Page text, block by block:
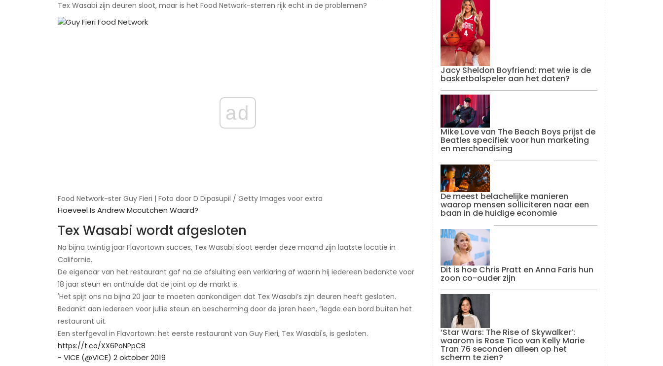
Tex Wasabi zijn deuren sloot, maar is het Food Network-sterren rijk echt in de problemen?
ad
Food Network-ster Guy Fieri | Foto door D Dipasupil / Getty Images voor extra
Hoeveel Is Andrew Mccutchen Waard?
Tex Wasabi wordt afgesloten
Na bijna twintig jaar Flavortown succes, Tex Wasabi sloot eerder deze maand zijn laatste locatie in
Californië.
De eigenaar van het restaurant gaf na de afsluiting een verklaring af waarin hij iedereen bedankte voor
18 jaar steun en onthulde dat de joint op de markt is.
'Het spijt ons na bijna 20 jaar te moeten aankondigen dat Tex Wasabi’s zijn deuren heeft gesloten.
Bedankt aan iedereen voor jullie steun en bescherming door de jaren heen, ”legde een bord buiten het
restaurant uit.
Een sterfgeval in Flavortown: het eerste restaurant van Guy Fieri, Tex Wasabi's, is gesloten.
https://t.co/XX6PoNPpC8
- VICE (@VICE) 2 oktober 2019
Jacy Sheldon Boyfriend: met wie is de
basketbalspeler aan het daten?
Mike Love van The Beach Boys prijst de
Beatles specifiek voor hun marketing
en merchandising
De meest belachelijke manieren
waarop mensen solliciteren naar een
baan in de huidige economie
Dit is hoe Chris Pratt en Anna Faris hun
zoon co-ouder zijn
‘Star Wars: The Rise of Skywalker’:
waarom is Rose Tico van Kelly Marie
Tran 76 seconden alleen op het
scherm te zien?